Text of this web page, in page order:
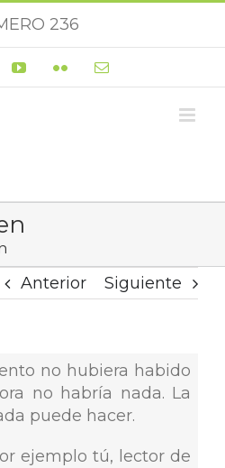
236
YouTubeFlickr Correo
Anterior Siguiente
no hubiera habido
no habría nada. La
puede hacer.
ejemplo tú, lector de